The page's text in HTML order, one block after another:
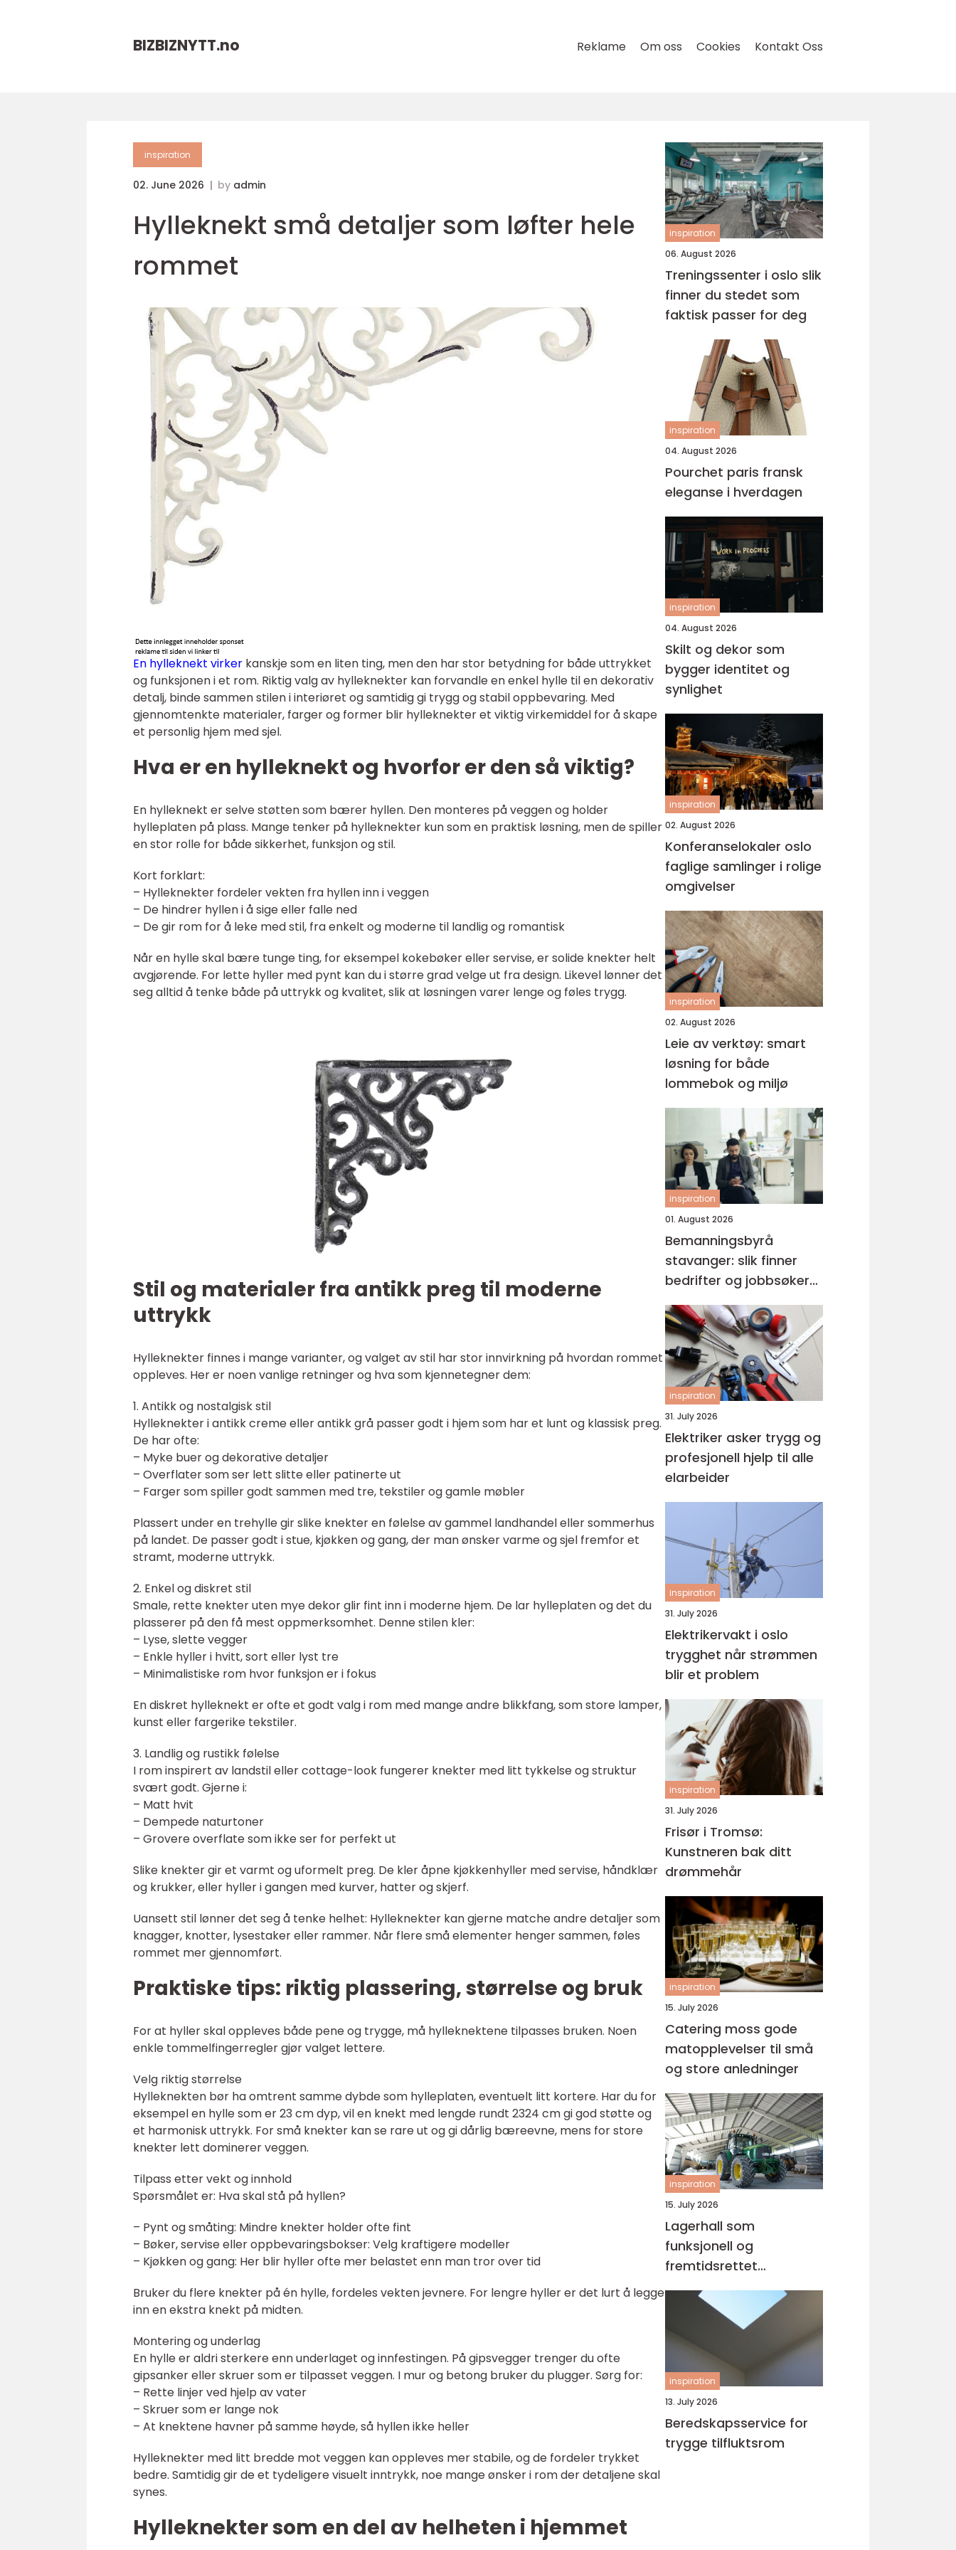
BIZBIZNYTT.no Reklame Om oss Cookies Kontakt Oss
inspiration
02. June 2026 by admin
Hylleknekt små detaljer som løfter hele
rommet
En hylleknekt virker kanskje som en liten ting, men den har stor betydning for både uttrykket
og funksjonen i et rom. Riktig valg av hylleknekter kan forvandle en enkel hylle til en dekorativ
detalj, binde sammen stilen i interiøret og samtidig gi trygg og stabil oppbevaring. Med
gjennomtenkte materialer, farger og former blir hylleknekter et viktig virkemiddel for å skape
et personlig hjem med sjel.
Hva er en hylleknekt og hvorfor er den så viktig?
En hylleknekt er selve støtten som bærer hyllen. Den monteres på veggen og holder
hylleplaten på plass. Mange tenker på hylleknekter kun som en praktisk løsning, men de spiller
en stor rolle for både sikkerhet, funksjon og stil.
Kort forklart:
– Hylleknekter fordeler vekten fra hyllen inn i veggen
– De hindrer hyllen i å sige eller falle ned
– De gir rom for å leke med stil, fra enkelt og moderne til landlig og romantisk
Når en hylle skal bære tunge ting, for eksempel kokebøker eller servise, er solide knekter helt
avgjørende. For lette hyller med pynt kan du i større grad velge ut fra design. Likevel lønner det
seg alltid å tenke både på uttrykk og kvalitet, slik at løsningen varer lenge og føles trygg.
Stil og materialer fra antikk preg til moderne
uttrykk
Hylleknekter finnes i mange varianter, og valget av stil har stor innvirkning på hvordan rommet
oppleves. Her er noen vanlige retninger og hva som kjennetegner dem:
1. Antikk og nostalgisk stil
Hylleknekter i antikk creme eller antikk grå passer godt i hjem som har et lunt og klassisk preg.
De har ofte:
– Myke buer og dekorative detaljer
– Overflater som ser lett slitte eller patinerte ut
– Farger som spiller godt sammen med tre, tekstiler og gamle møbler
Plassert under en trehylle gir slike knekter en følelse av gammel landhandel eller sommerhus
på landet. De passer godt i stue, kjøkken og gang, der man ønsker varme og sjel fremfor et
stramt, moderne uttrykk.
2. Enkel og diskret stil
Smale, rette knekter uten mye dekor glir fint inn i moderne hjem. De lar hylleplaten og det du
plasserer på den få mest oppmerksomhet. Denne stilen kler:
– Lyse, slette vegger
– Enkle hyller i hvitt, sort eller lyst tre
– Minimalistiske rom hvor funksjon er i fokus
En diskret hylleknekt er ofte et godt valg i rom med mange andre blikkfang, som store lamper,
kunst eller fargerike tekstiler.
3. Landlig og rustikk følelse
I rom inspirert av landstil eller cottage-look fungerer knekter med litt tykkelse og struktur
svært godt. Gjerne i:
– Matt hvit
– Dempede naturtoner
– Grovere overflate som ikke ser for perfekt ut
Slike knekter gir et varmt og uformelt preg. De kler åpne kjøkkenhyller med servise, håndklær
og krukker, eller hyller i gangen med kurver, hatter og skjerf.
Uansett stil lønner det seg å tenke helhet: Hylleknekter kan gjerne matche andre detaljer som
knagger, knotter, lysestaker eller rammer. Når flere små elementer henger sammen, føles
rommet mer gjennomført.
Praktiske tips: riktig plassering, størrelse og bruk
For at hyller skal oppleves både pene og trygge, må hylleknektene tilpasses bruken. Noen
enkle tommelfingerregler gjør valget lettere.
Velg riktig størrelse
Hylleknekten bør ha omtrent samme dybde som hylleplaten, eventuelt litt kortere. Har du for
eksempel en hylle som er 23 cm dyp, vil en knekt med lengde rundt 2324 cm gi god støtte og
et harmonisk uttrykk. For små knekter kan se rare ut og gi dårlig bæreevne, mens for store
knekter lett dominerer veggen.
Tilpass etter vekt og innhold
Spørsmålet er: Hva skal stå på hyllen?
– Pynt og småting: Mindre knekter holder ofte fint
– Bøker, servise eller oppbevaringsbokser: Velg kraftigere modeller
– Kjøkken og gang: Her blir hyller ofte mer belastet enn man tror over tid
Bruker du flere knekter på én hylle, fordeles vekten jevnere. For lengre hyller er det lurt å legge
inn en ekstra knekt på midten.
Montering og underlag
En hylle er aldri sterkere enn underlaget og innfestingen. På gipsvegger trenger du ofte
gipsanker eller skruer som er tilpasset veggen. I mur og betong bruker du plugger. Sørg for:
– Rette linjer ved hjelp av vater
– Skruer som er lange nok
– At knektene havner på samme høyde, så hyllen ikke heller
Hylleknekter med litt bredde mot veggen kan oppleves mer stabile, og de fordeler trykket
bedre. Samtidig gir de et tydeligere visuelt inntrykk, noe mange ønsker i rom der detaljene skal
synes.
Hylleknekter som en del av helheten i hjemmet
inspiration
06. August 2026
Treningssenter i oslo slik
finner du stedet som
faktisk passer for deg
inspiration
04. August 2026
Pourchet paris fransk
eleganse i hverdagen
inspiration
04. August 2026
Skilt og dekor som
bygger identitet og
synlighet
inspiration
02. August 2026
Konferanselokaler oslo
faglige samlinger i rolige
omgivelser
inspiration
02. August 2026
Leie av verktøy: smart
løsning for både
lommebok og miljø
inspiration
01. August 2026
Bemanningsbyrå
stavanger: slik finner
bedrifter og jobbsøkere
riktig match
inspiration
31. July 2026
Elektriker asker trygg og
profesjonell hjelp til alle
elarbeider
inspiration
31. July 2026
Elektrikervakt i oslo
trygghet når strømmen
blir et problem
inspiration
31. July 2026
Frisør i Tromsø:
Kunstneren bak ditt
drømmehår
inspiration
15. July 2026
Catering moss gode
matopplevelser til små
og store anledninger
inspiration
15. July 2026
Lagerhall som
funksjonell og
fremtidsrettet
bygningsløsning
inspiration
13. July 2026
Beredskapsservice for
trygge tilfluktsrom